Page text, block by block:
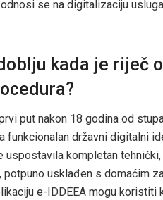
se na digitalizaciju
kada je riječ o
put nakon 18 godina od
državni digitalni
uspostavila kompletan
usklađen s domaćim
e-IDDEEA mogu